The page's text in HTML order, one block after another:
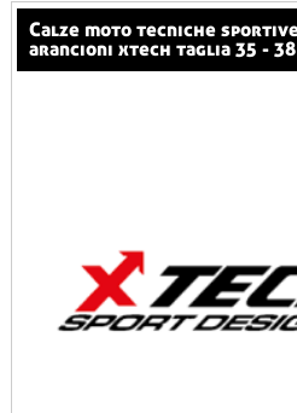
calze moto tecniche sportive invernali raptor
arancioni xtech taglia 35 - 38